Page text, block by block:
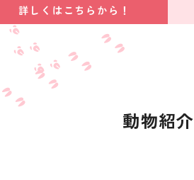
詳しくはこちらから！
動物紹介